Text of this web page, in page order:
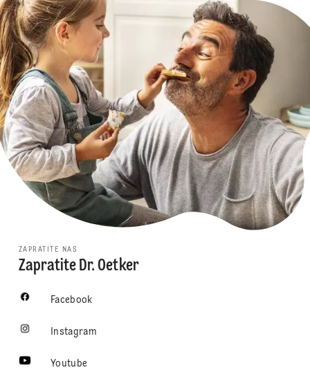
ZAPRATITE NAS
Zapratite Dr. Oetker
Facebook
Instagram
Youtube